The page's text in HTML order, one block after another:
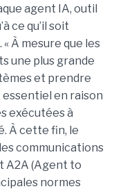
agent IA, outil
ce qu’il soit
À mesure que les
une plus grande
et prendre
essentiel en raison
exécutées à
À cette fin, le
communications
A2A (Agent to
normes